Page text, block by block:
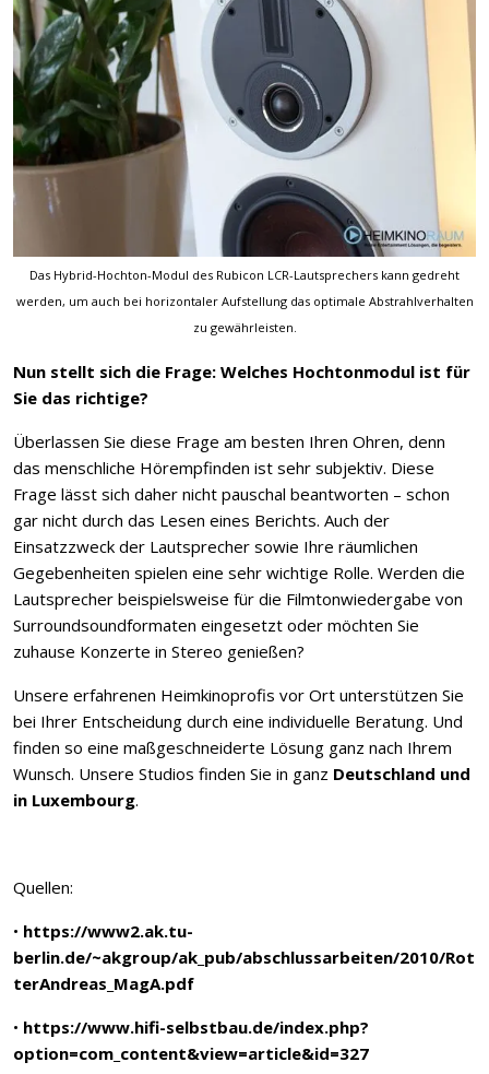
Das Hybrid-Hochton-Modul des Rubicon LCR-Lautsprechers kann gedreht
werden, um auch bei horizontaler Aufstellung das optimale Abstrahlverhalten
zu gewährleisten.
Nun stellt sich die Frage: Welches Hochtonmodul ist für
Sie das richtige?
Überlassen Sie diese Frage am besten Ihren Ohren, denn
das menschliche Hörempfinden ist sehr subjektiv. Diese
Frage lässt sich daher nicht pauschal beantworten – schon
gar nicht durch das Lesen eines Berichts. Auch der
Einsatzzweck der Lautsprecher sowie Ihre räumlichen
Gegebenheiten spielen eine sehr wichtige Rolle. Werden die
Lautsprecher beispielsweise für die Filmtonwiedergabe von
Surroundsoundformaten eingesetzt oder möchten Sie
zuhause Konzerte in Stereo genießen?
Unsere erfahrenen Heimkinoprofis vor Ort unterstützen Sie
bei Ihrer Entscheidung durch eine individuelle Beratung. Und
finden so eine maßgeschneiderte Lösung ganz nach Ihrem
Wunsch. Unsere Studios finden Sie in ganz Deutschland und
in Luxembourg.
Quellen:
• https://www2.ak.tu-
berlin.de/~akgroup/ak_pub/abschlussarbeiten/2010/Rot
terAndreas_MagA.pdf
• https://www.hifi-selbstbau.de/index.php?
option=com_content&view=article&id=327